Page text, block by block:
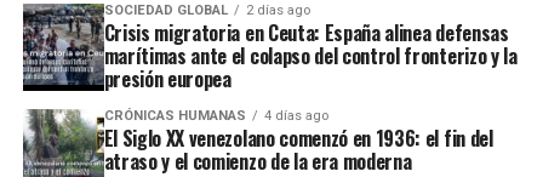
SOCIEDAD GLOBAL 2 días ago
Crisis migratoria en Ceuta: España alinea defensas
marítimas ante el colapso del control fronterizo y la
presión europea
CRÓNICAS HUMANAS 4 días ago
El Siglo XX venezolano comenzó en 1936: el fin del
atraso y el comienzo de la era moderna